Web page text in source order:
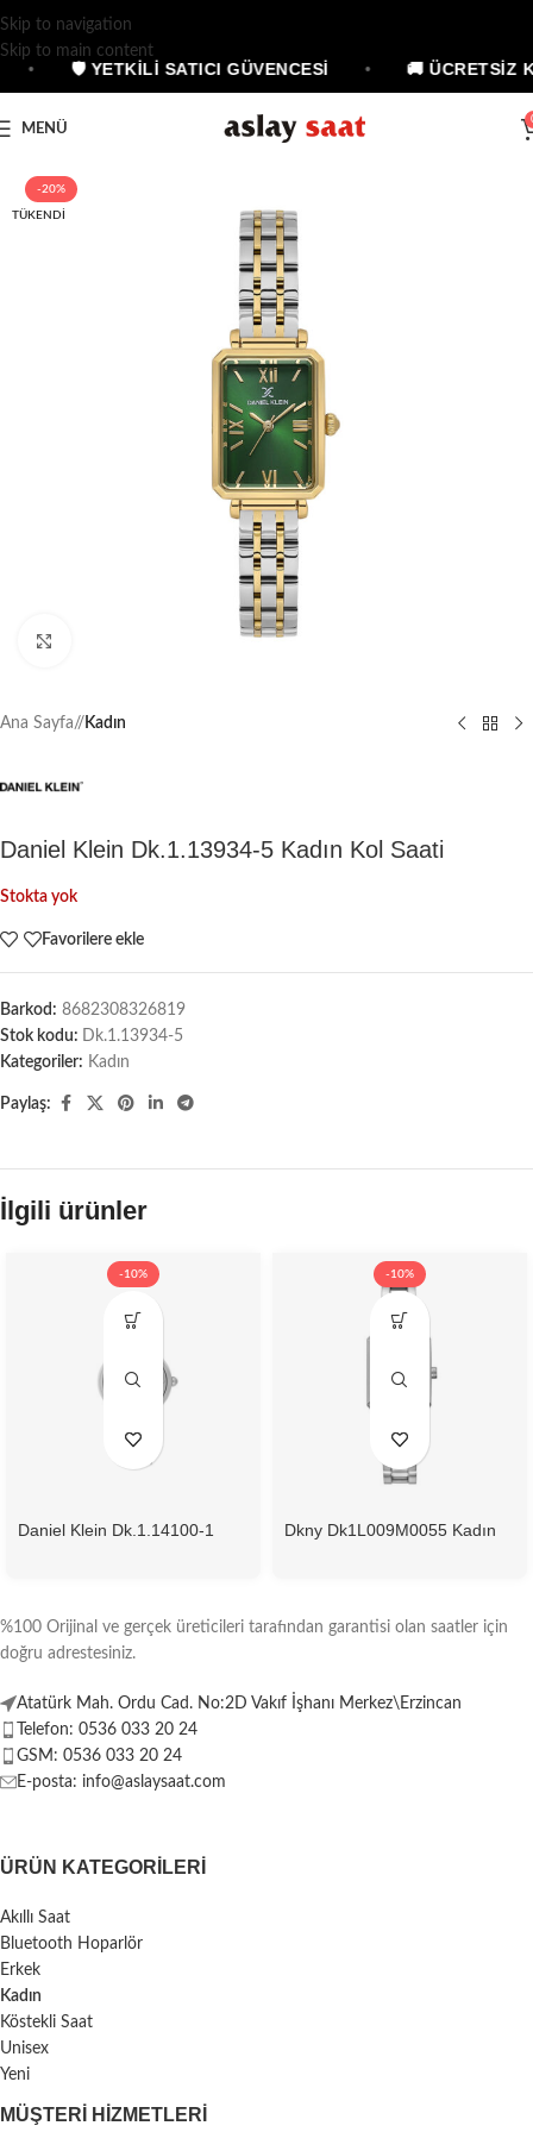
Skip to navigation
Skip to main content
🛡 YETKİLİ SATICI GÜVENCESİ 🚚 ÜCRETSİZ
MENÜ
-20%
TÜKENDI
Ana Sayfa/ Kadın
Daniel Klein Dk.1.13934-5 Kadın Kol Saati
Stokta yok
Favorilere ekle
Barkod: 8682308326819
Stok kodu: Dk.1.13934-5
Kategoriler: Kadın
Paylaş:
İlgili ürünler
-10%
Daniel Klein Dk.1.14100-1
-10%
Dkny Dk1L009M0055 Kadın
%100 Orijinal ve gerçek üreticileri tarafından garantisi olan saatler için
doğru adrestesiniz.
Atatürk Mah. Ordu Cad. No:2D Vakıf İşhanı Merkez\Erzincan
Telefon: 0536 033 20 24
GSM: 0536 033 20 24
E-posta: info@aslaysaat.com
ÜRÜN KATEGORILERI
Akıllı Saat
Bluetooth Hoparlör
Erkek
Kadın
Köstekli Saat
Unisex
Yeni
MÜŞTERI HIZMETLERI